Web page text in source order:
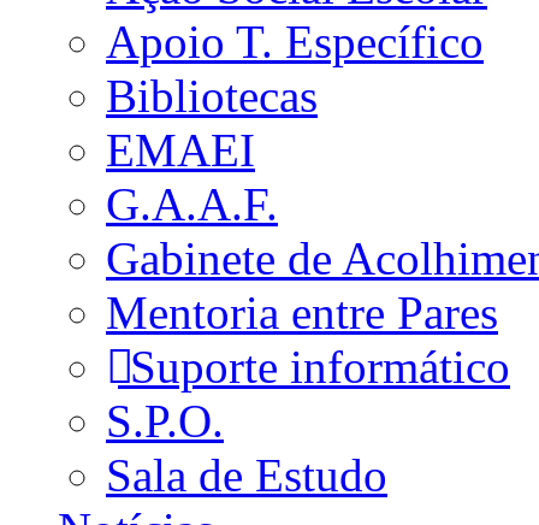
Apoio T. Específico
Bibliotecas
EMAEI
G.A.A.F.
Gabinete de
Mentoria entre Pares
Suporte informático
S.P.O.
Sala de Estudo